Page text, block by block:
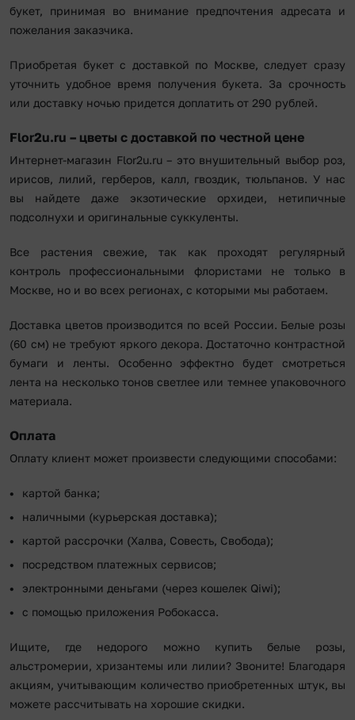
букет, принимая во внимание предпочтения адресата и
пожелания заказчика.
Приобретая букет с доставкой по Москве, следует сразу
уточнить удобное время получения букета. За срочность
или доставку ночью придется доплатить от 290 рублей.
Flor2u.ru – цветы с доставкой по честной цене
Интернет-магазин Flor2u.ru – это внушительный выбор роз,
ирисов, лилий, герберов, калл, гвоздик, тюльпанов. У нас
вы найдете даже экзотические орхидеи, нетипичные
подсолнухи и оригинальные суккуленты.
Все растения свежие, так как проходят регулярный
контроль профессиональными флористами не только в
Москве, но и во всех регионах, с которыми мы работаем.
Доставка цветов производится по всей России. Белые розы
(60 см) не требуют яркого декора. Достаточно контрастной
бумаги и ленты. Особенно эффектно будет смотреться
лента на несколько тонов светлее или темнее упаковочного
материала.
Оплата
Оплату клиент может произвести следующими способами:
картой банка;
наличными (курьерская доставка);
картой рассрочки (Халва, Совесть, Свобода);
посредством платежных сервисов;
электронными деньгами (через кошелек Qiwi);
с помощью приложения Робокасса.
Ищите, где недорого можно купить белые розы,
альстромерии, хризантемы или лилии? Звоните! Благодаря
акциям, учитывающим количество приобретенных штук, вы
можете рассчитывать на хорошие скидки.